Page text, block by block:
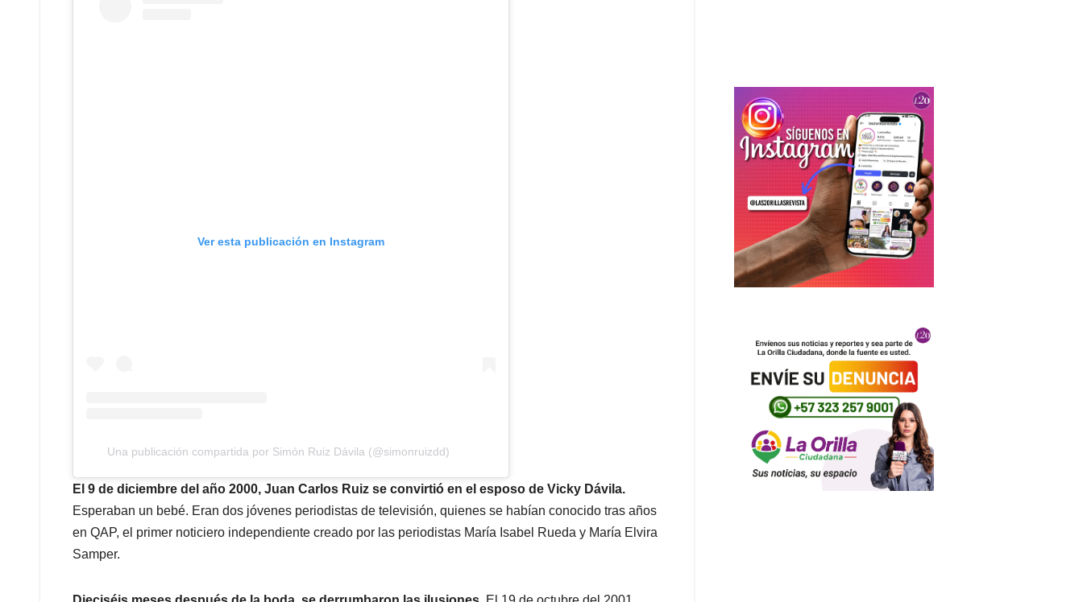
Ver esta publicación en Instagram
Una publicación compartida por Simón Ruiz Dávila (@simonruizdd)
El 9 de diciembre del año 2000, Juan Carlos Ruiz se convirtió en el esposo de Vicky Dávila.
Esperaban un bebé. Eran dos jóvenes periodistas de televisión, quienes se habían conocido tras años
en QAP, el primer noticiero independiente creado por las periodistas María Isabel Rueda y María Elvira
Samper.